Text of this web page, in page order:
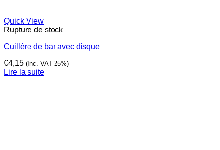
Quick View
Rupture de stock
Cuillère de bar avec disque
€4,15 (Inc. VAT 25%)
Lire la suite